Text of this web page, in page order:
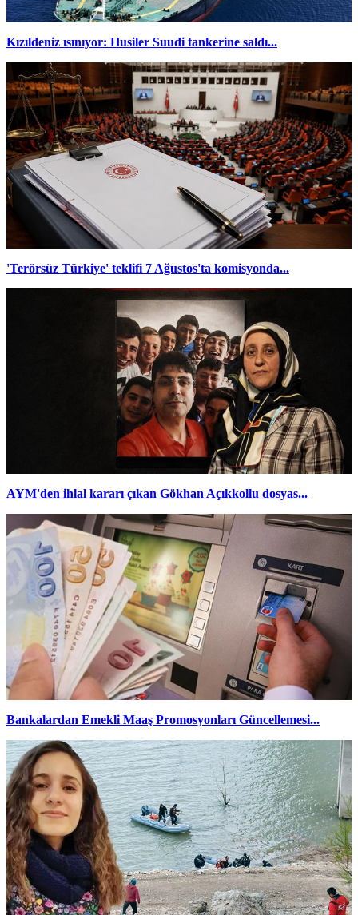
Kızıldeniz ısınıyor: Husiler Suudi tankerine saldı...
'Terörsüz Türkiye' teklifi 7 Ağustos'ta komisyonda...
AYM'den ihlal kararı çıkan Gökhan Açıkkollu dosyas...
Bankalardan Emekli Maaş Promosyonları Güncellemesi...